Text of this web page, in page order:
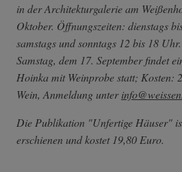
in der Architekturgalerie am
Oktober. Öffnungszeiten: dienstags
samstags und sonntags 12 bis 18
Samstag, dem 17. September findet
Hoinka mit Weinprobe statt; Kosten:
Wein, Anmeldung unterinfo
Die Publikation "Unfertige Häuser"
erschienen und kostet 19,80 Euro.